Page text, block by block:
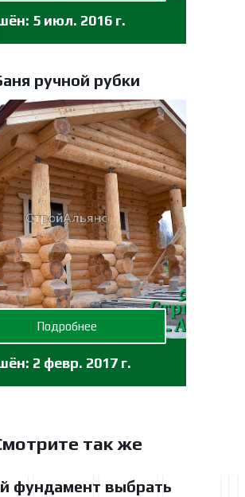
5 июл. 2016 г.
ручной рубки
2 февр. 2017 г.
Подробнее
так же
фундамент выбрать